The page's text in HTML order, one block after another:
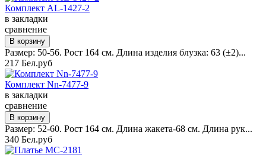
Комплект AL-1427-2
в закладки
сравнение
Размер: 50-56. Рост 164 см. Длина изделия блузка: 63 (±2)...
217 Бел.руб
Комплект Nn-7477-9
в закладки
сравнение
Размер: 52-60. Рост 164 см. Длина жакета-68 см. Длина рук...
340 Бел.руб